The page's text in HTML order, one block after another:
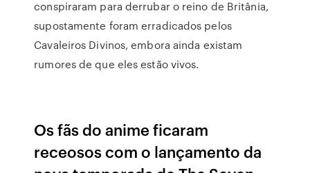
conspiraram para derrubar o reino de Britânia,
supostamente foram erradicados pelos
Cavaleiros Divinos, embora ainda existam
rumores de que eles estão vivos.
Os fãs do anime ficaram
receosos com o lançamento da